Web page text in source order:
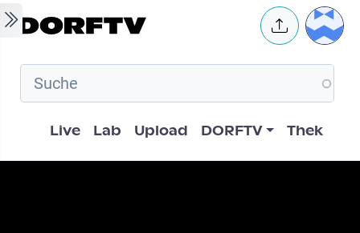
Skip to main content User
Hauptnavigation
Live Lab Upload DORFTV Thek